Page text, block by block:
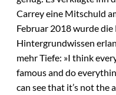
Carrey eine Mitschuld
Februar 2018 wurde
Hintergrundwissen
mehr Tiefe: »I think
famous and do
can see that it’s not the